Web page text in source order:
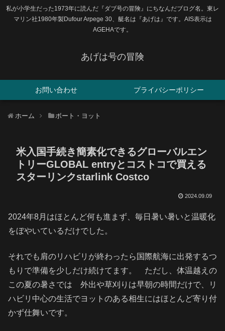
私が小学生だった1973年に読んだ『ダブ号の冒険』にちなんだブログ名。東レ
マリン社1980年製Dufour Arpege 30、艇名は『あげは』です。AIS表示は
AGEHAです。
あげは号の冒険
お問い合わせ プライバシーポリシー
ホーム ボート・ヨット
米入国手続き簡素化できるグローバルエン
トリーGLOBAL entryとコストコで買える
スターリンクstarlink Costco
2024.09.09
2024年8月はほとんど何も進まず、毎日暑い暑いと温暖化
をぼやいているだけでした。
それでも肩のリハビリが終わったら国際航海に出発するつ
もりで準備を少しだけ続けてます。 ただし、体温越えの
この夏の暑さでは 外出や草刈りは早朝の時間だけで、リ
ハビリ中心の生活でヨットのある相生にはほとんど寄り付
かず仕舞いです。